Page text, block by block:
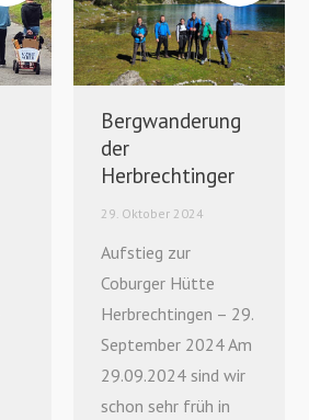
Bergwanderung
der
Herbrechtinger
29. Oktober 2024
Aufstieg zur
Coburger Hütte
Herbrechtingen – 29.
September 2024 Am
29.09.2024 sind wir
schon sehr früh in